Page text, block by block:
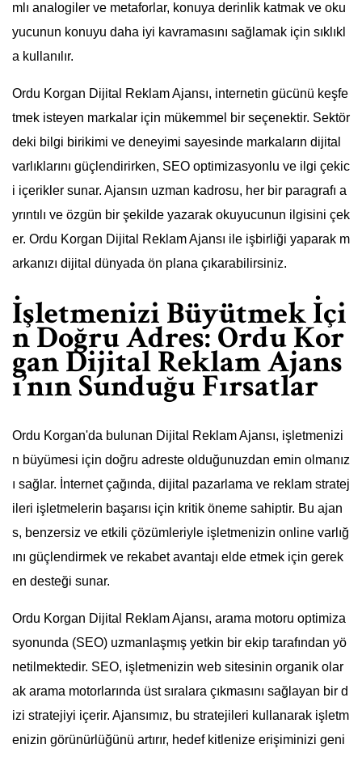
mlı analogiler ve metaforlar, konuya derinlik katmak ve oku
yucunun konuyu daha iyi kavramasını sağlamak için sıklıkl
a kullanılır.
Ordu Korgan Dijital Reklam Ajansı, internetin gücünü keşfe
tmek isteyen markalar için mükemmel bir seçenektir. Sektör
deki bilgi birikimi ve deneyimi sayesinde markaların dijital
varlıklarını güçlendirirken, SEO optimizasyonlu ve ilgi çekic
i içerikler sunar. Ajansın uzman kadrosu, her bir paragrafı a
yrıntılı ve özgün bir şekilde yazarak okuyucunun ilgisini çek
er. Ordu Korgan Dijital Reklam Ajansı ile işbirliği yaparak m
arkanızı dijital dünyada ön plana çıkarabilirsiniz.
İşletmenizi Büyütmek İçi
n Doğru Adres: Ordu Kor
gan Dijital Reklam Ajans
ı’nın Sunduğu Fırsatlar
Ordu Korgan'da bulunan Dijital Reklam Ajansı, işletmenizi
n büyümesi için doğru adreste olduğunuzdan emin olmanız
ı sağlar. İnternet çağında, dijital pazarlama ve reklam stratej
ileri işletmelerin başarısı için kritik öneme sahiptir. Bu ajan
s, benzersiz ve etkili çözümleriyle işletmenizin online varlığ
ını güçlendirmek ve rekabet avantajı elde etmek için gerek
en desteği sunar.
Ordu Korgan Dijital Reklam Ajansı, arama motoru optimiza
syonunda (SEO) uzmanlaşmış yetkin bir ekip tarafından yö
netilmektedir. SEO, işletmenizin web sitesinin organik olar
ak arama motorlarında üst sıralara çıkmasını sağlayan bir d
izi stratejiyi içerir. Ajansımız, bu stratejileri kullanarak işletm
enizin görünürlüğünü artırır, hedef kitlenize erişiminizi geni